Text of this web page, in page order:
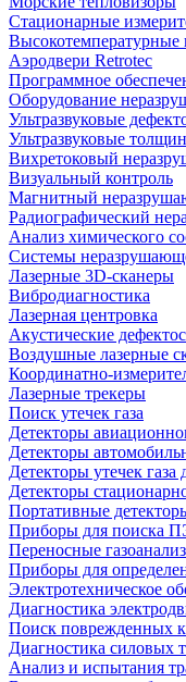
Стационарные
Высокотемпературные
Аэродвери Retrotec
Программное
Оборудование
Ультразвуковые
Ультразвуковые
Вихретоковый
Визуальный контроль
Магнитный
Радиографический
Анализ химического
Системы
Лазерные 3D-сканеры
Вибродиагностика
Лазерная центровка
Акустические
Воздушные лазерные
Координатно-
Лазерные трекеры
Поиск утечек газа
Детекторы
Детекторы
Детекторы утечек
Детекторы
Портативные
Приборы для поиска
Переносные
Приборы для
Электротехническое
Диагностика
Поиск поврежденных
Диагностика силовых
Анализ и испытания